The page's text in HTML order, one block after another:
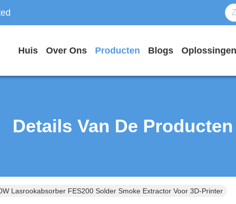
Huis Over Ons Producten Blogs Oplossingen
Details Van De Producten
Lasrookabsorber FES200 Solder Smoke Extractor Voor 3D-Printer